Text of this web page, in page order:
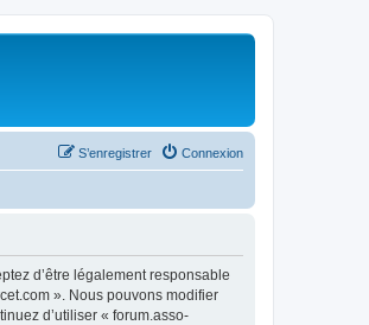
Connexion
S’enregistrer
d’être légalement responsable
». Nous pouvons modifier
d’utiliser « forum.asso-